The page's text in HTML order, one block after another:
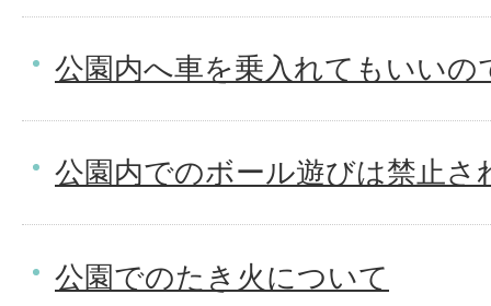
公園内へ車を乗入れてもいいの
公園内でのボール遊びは禁止
公園でのたき火について